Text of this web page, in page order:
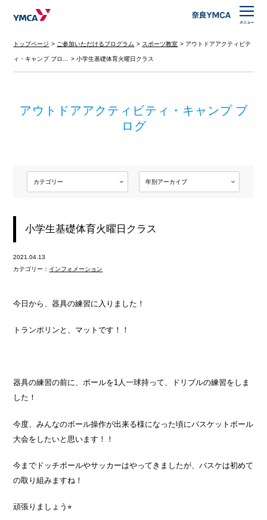
トップページ ご参加いただけるプログラム スポーツ教室 アウトドアアクティビテ
ィ・キャンプ ブロ… 小学生基礎体育火曜日クラス
アウトドアアクティビティ・キャンプ ブ
ログ
小学生基礎体育火曜日クラス
2021.04.13
カテゴリー： インフォメーション
今日から、器具の練習に入りました！
トランポリンと、マットです！！
器具の練習の前に、ボールを1人一球持って、ドリブルの練習をしま
した！
今度、みんなのボール操作が出来る様になった頃にバスケットボール
大会をしたいと思います！！
今までドッチボールやサッカーはやってきましたが、バスケは初めて
の取り組みますね！
頑張りましょう⭐︎